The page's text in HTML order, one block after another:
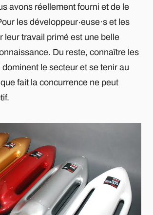
avons réellement fourni et de le
les développeur∙euse·s et les
leur travail primé est une belle
Du reste, connaître les
le secteur et se tenir au
fait la concurrence ne peut